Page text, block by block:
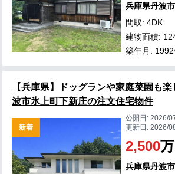
兵庫県丹波
間取: 4DK
建物面積:
築年月: 1992
【兵庫県】ドッグランや家庭菜園も
波市氷上町下新庄の注文住宅物件
新着
公開日:2026/
更新日:2026/
2,500
兵庫県丹波